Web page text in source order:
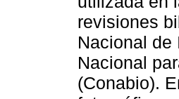
revisiones
Nacional de
Nacional
(Conabio).